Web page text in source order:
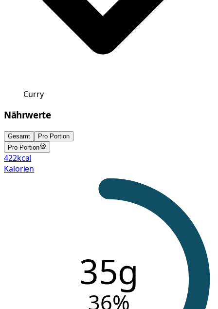
Curry
Nährwerte
Gesamt
Pro Portion
Pro Portion
422kcal
Kalorien
35g
36%